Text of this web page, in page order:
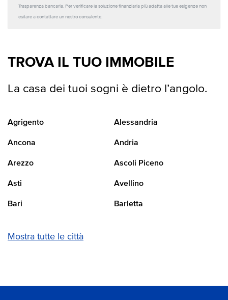
Trasparenza bancaria. Per verificare la soluzione finanziaria più adatta alle tue esigenze non
esitare a contattare un nostro consulente.
TROVA IL TUO IMMOBILE
La casa dei tuoi sogni è dietro l’angolo.
Agrigento Alessandria
Ancona Andria
Arezzo Ascoli Piceno
Asti Avellino
Bari Barletta
Mostra tutte le città